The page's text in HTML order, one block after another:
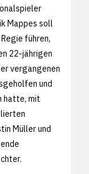
Mappes soll
führen,
22-jährigen
vergangenen
und
hatte, mit
Müller und